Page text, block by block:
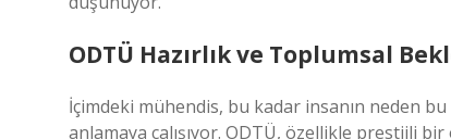
ODTÜ Hazırlık ve Toplumsal
İçimdeki mühendis, bu kadar insanın neden bu
anlamaya çalışıyor. ODTÜ, özellikle prestijli